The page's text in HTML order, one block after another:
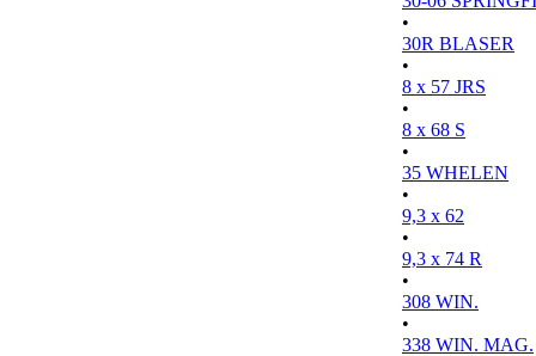
•
30R BLASER
•
8 x 57 JRS
•
8 x 68 S
•
35 WHELEN
•
9,3 x 62
•
9,3 x 74 R
•
308 WIN.
•
338 WIN. MAG.